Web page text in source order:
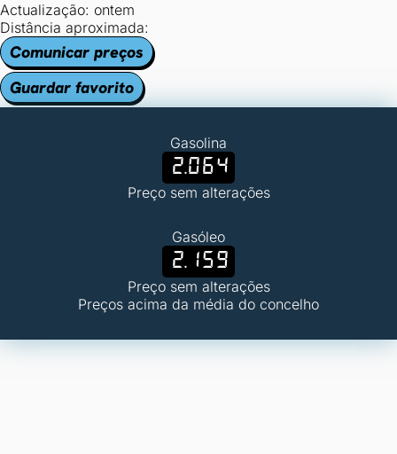
Actualização: ontem
Distância aproximada:
Comunicar preços
Guardar favorito
Gasolina
2.064
Preço sem alterações
Gasóleo
2.159
Preço sem alterações
Preços acima da média do concelho